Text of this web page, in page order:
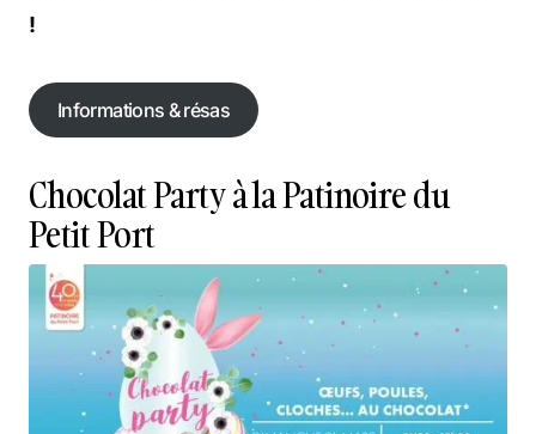
!
Informations & résas
Chocolat Party à la Patinoire du
Petit Port